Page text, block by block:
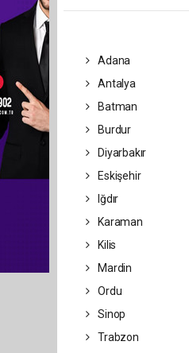
Adana
Antalya
Batman
Burdur
Diyarbakır
Eskişehir
Iğdır
Karaman
Kilis
Mardin
Ordu
Sinop
Trabzon